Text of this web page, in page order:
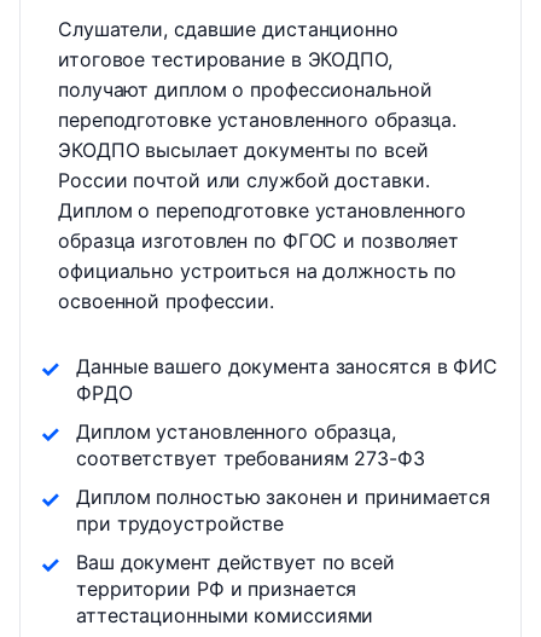
Слушатели, сдавшие дистанционно
итоговое тестирование в ЭКОДПО,
получают диплом о профессиональной
переподготовке установленного образца.
ЭКОДПО высылает документы по всей
России почтой или службой доставки.
Диплом о переподготовке установленного
образца изготовлен по ФГОС и позволяет
официально устроиться на должность по
освоенной профессии.
Данные вашего документа заносятся в ФИС
ФРДО
Диплом установленного образца,
соответствует требованиям 273-ФЗ
Диплом полностью законен и принимается
при трудоустройстве
Ваш документ действует по всей
территории РФ и признается
аттестационными комиссиями